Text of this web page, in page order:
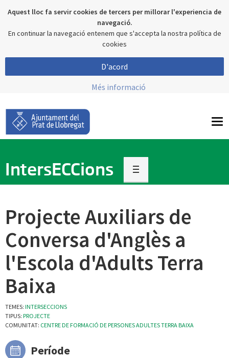
Aquest lloc fa servir cookies de tercers per millorar l'experiencia de
navegació.
En continuar la navegació entenem que s'accepta la nostra política de
cookies
D'acord
Més informació
IntersECCions
Projecte Auxiliars de
Conversa d'Anglès a
l'Escola d'Adults Terra
Baixa
TEMES: INTERSECCIONS
TIPUS: PROJECTE
COMUNITAT: CENTRE DE FORMACIÓ DE PERSONES ADULTES TERRA BAIXA
Període